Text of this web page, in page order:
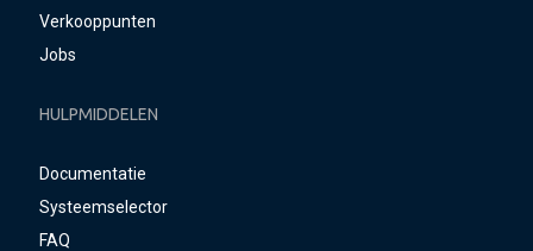
Verkooppunten
Jobs
HULPMIDDELEN
Documentatie
Systeemselector
FAQ